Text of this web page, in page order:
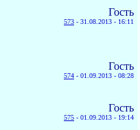
Гость
573 - 31.08.2013 - 16:11
Гость
574 - 01.09.2013 - 08:28
Гость
575 - 01.09.2013 - 19:14